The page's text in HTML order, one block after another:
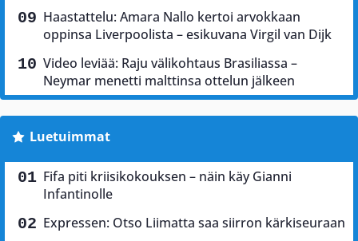
Haastattelu: Amara Nallo kertoi arvokkaan
oppinsa Liverpoolista – esikuvana Virgil van Dijk
Video leviää: Raju välikohtaus Brasiliassa –
Neymar menetti malttinsa ottelun jälkeen
Luetuimmat
Fifa piti kriisikokouksen – näin käy Gianni
Infantinolle
Expressen: Otso Liimatta saa siirron kärkiseuraan